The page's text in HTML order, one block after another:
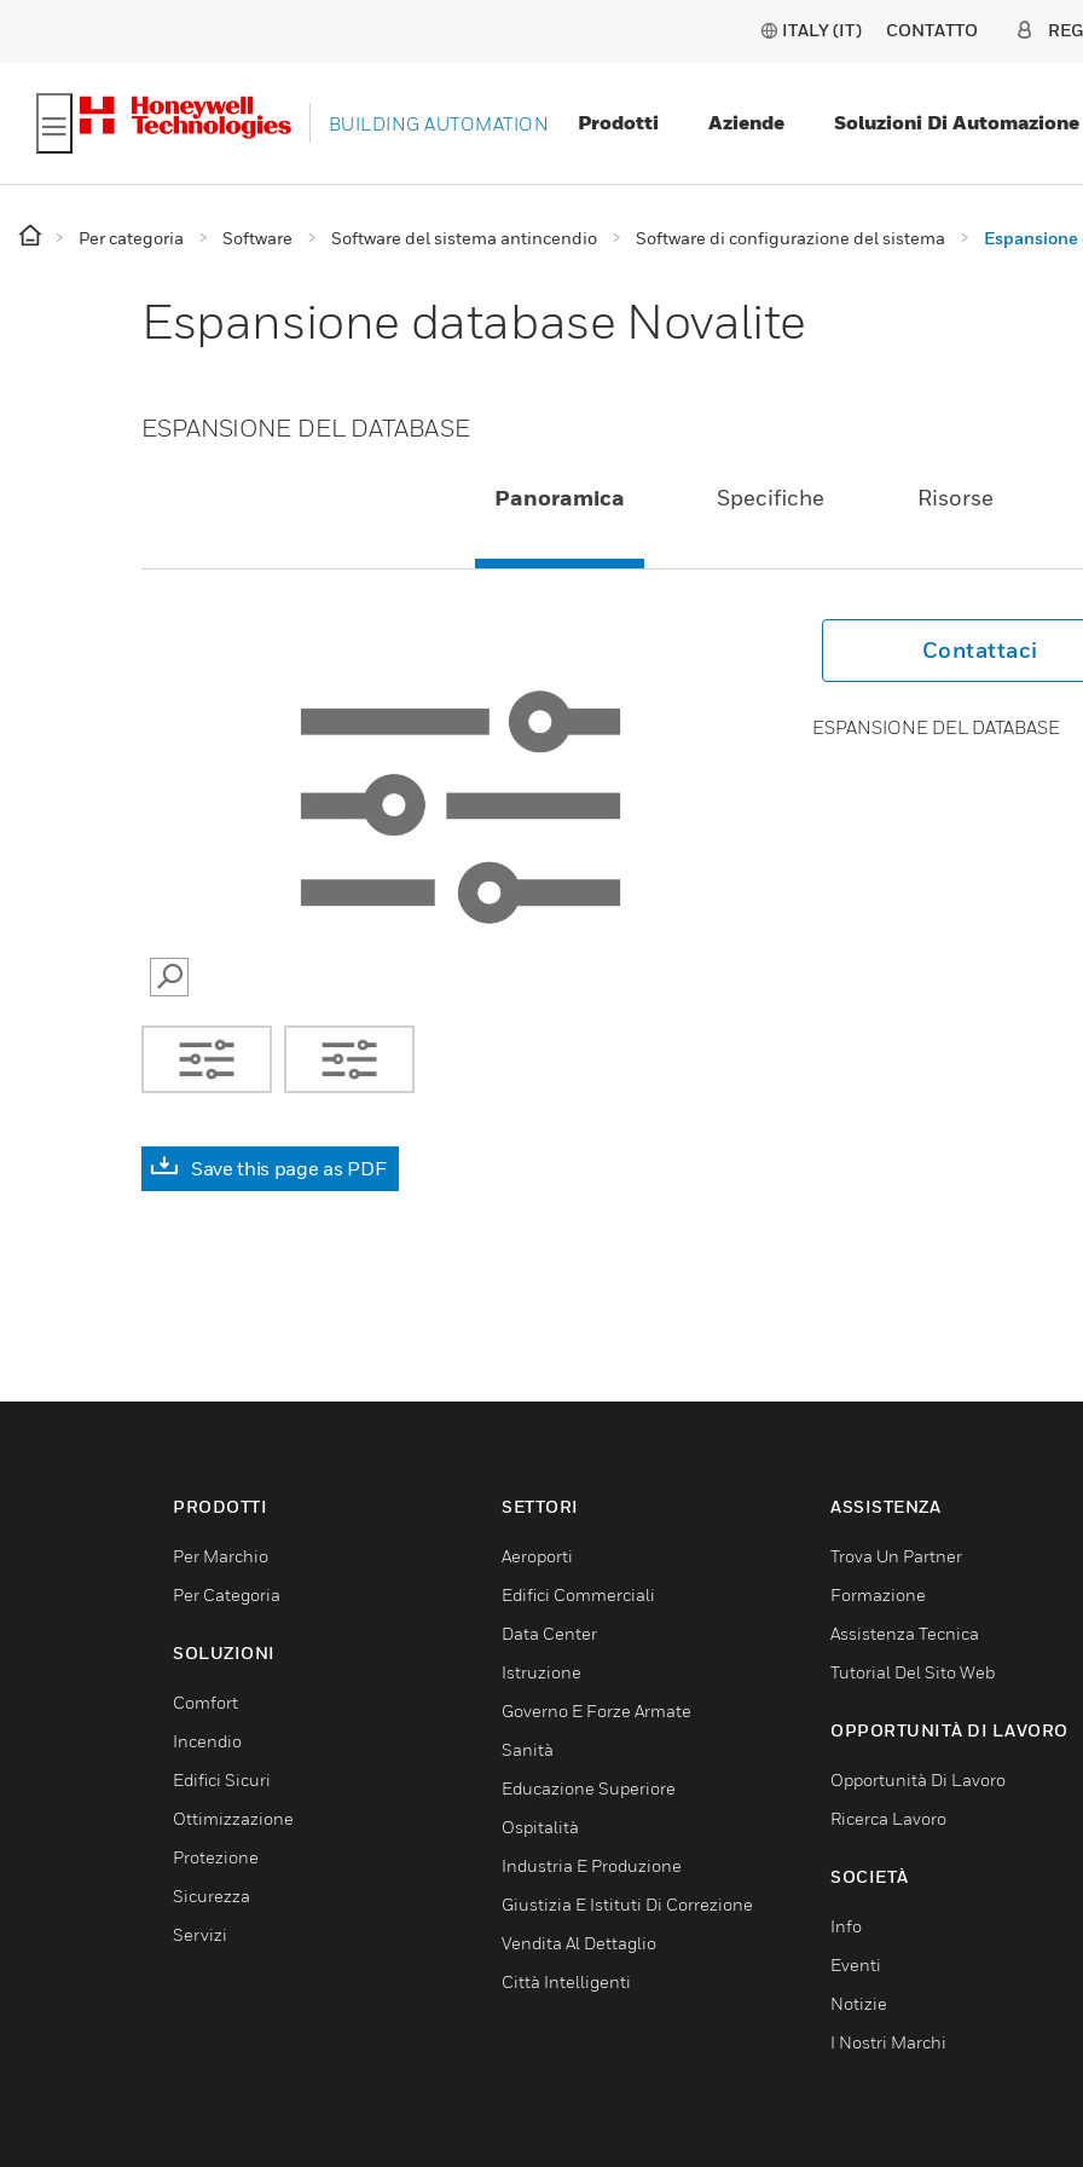
ITALY (IT) CONTATTO
BUILDING AUTOMATION Prodotti Aziende Soluzioni Di Automazione
Per categoria Software Software del sistema antincendio Software di configurazione del sistema
Espansione database Novalite
ESPANSIONE DEL DATABASE
Panoramica Specifiche Risorse
SEARCH
Save this page as PDF
Contattaci
ESPANSIONE DEL DATABASE
PRODOTTI
Per Marchio
Per Categoria
SOLUZIONI
Comfort
Incendio
Edifici Sicuri
Ottimizzazione
Protezione
Sicurezza
Servizi
SETTORI
Aeroporti
Edifici Commerciali
Data Center
Istruzione
Governo E Forze Armate
Sanità
Educazione Superiore
Ospitalità
Industria E Produzione
Giustizia E Istituti Di Correzione
Vendita Al Dettaglio
Città Intelligenti
ASSISTENZA
Trova Un Partner
Formazione
Assistenza Tecnica
Tutorial Del Sito Web
OPPORTUNITÀ DI LAVORO
Opportunità Di Lavoro
Ricerca Lavoro
SOCIETÀ
Info
Eventi
Notizie
I Nostri Marchi